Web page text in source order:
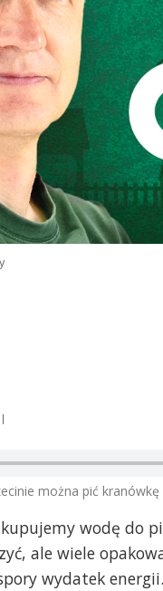
można pić kranówkę
wodę do
ale wiele
wydatek